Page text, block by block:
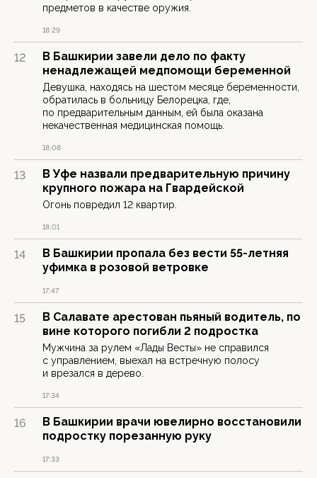
предметов в качестве оружия.
18:29
12
В Башкирии завели дело по факту
ненадлежащей медпомощи беременной
Девушка, находясь на шестом месяце беременности,
обратилась в больницу Белорецка, где,
по предварительным данным, ей была оказана
некачественная медицинская помощь.
18:08
13
В Уфе назвали предварительную причину
крупного пожара на Гвардейской
Огонь повредил 12 квартир.
18:01
14
В Башкирии пропала без вести 55-летняя
уфимка в розовой ветровке
17:47
15
В Салавате арестован пьяный водитель, по
вине которого погибли 2 подростка
Мужчина за рулем «Лады Весты» не справился
с управлением, выехал на встречную полосу
и врезался в дерево.
17:34
16
В Башкирии врачи ювелирно восстановили
подростку порезанную руку
17:33